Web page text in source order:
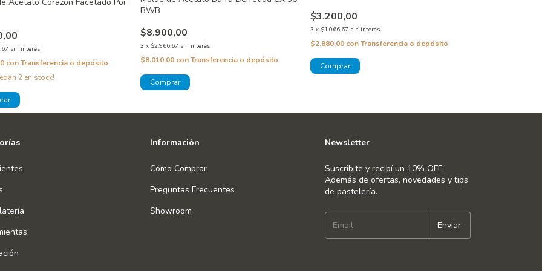
Acetato Corazon Facetado Por
sin interés
conTransferencia o depósito
2 en stock!
BWB
$8.900,00
3 x $2.966,67 sin interés
$8.010,00 conTransferencia o depósito
$3.200,00
3 x $1.066,67 sin interés
$2.880,00 conTransferencia o depósito
Información
Cómo Comprar
Preguntas Frecuentes
Showroom
Newsletter
Suscribite y recibí un 10% OFF.
Además de ofertas, novedades y tips
de pastelería.